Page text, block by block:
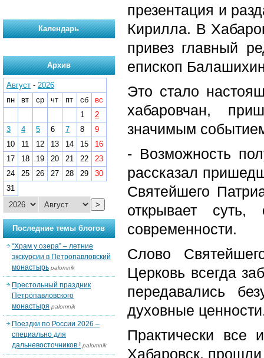
презентация и
Кирилла. В
привез главный
епископ
Это стало
хабаровчан,
значимым
- Возможность
рассказал
Святейшего
открывает
современности.
Слово
Церковь всегда
передавались
духовные
Практически все
Хабаровск, прошли
Календарь
Архив
Август - 2026
пн
вт ср чт пт сб
вс
1
2
3
4 5 6 7 8
9
10
11 12 13 14 15
16
17
18 19 20 21 22
23
24
25 26 27 28 29
30
31
>
Последние темы блогов
“Храм у озера” – летние
экскурсии в Петропавловский
монастырь palomnik
Престольный праздник
Петропавловского
монастыря palomnik
Поездки по России 2026 –
специально для
дальневосточников ! palomnik